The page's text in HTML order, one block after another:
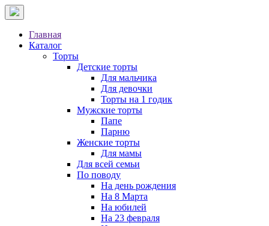
Главная
Каталог
Торты
Детские торты
Для мальчика
Для девочки
Торты на 1 годик
Мужские торты
Папе
Парню
Женские торты
Для мамы
Для всей семьи
По поводу
На день рождения
На 8 Марта
На юбилей
На 23 февраля